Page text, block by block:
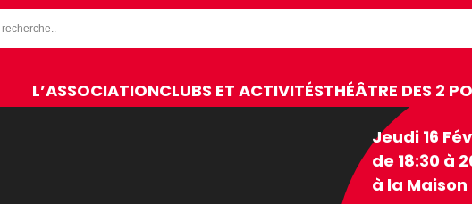
L’ASSOCIATIONCLUBS ET ACTIVITÉSTHÉÂTRE DES 2
Jeudi 16
de 18:30 à
à la